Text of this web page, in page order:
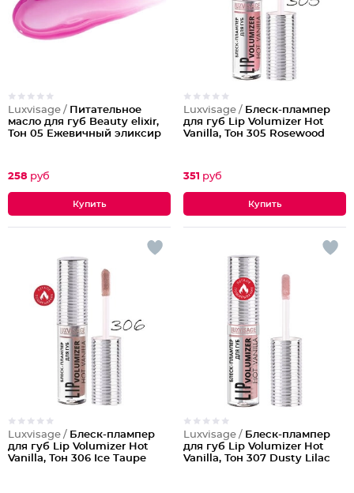
Luxvisage / Питательное
масло для губ Beauty elixir,
Тон 05 Ежевичный эликсир
258 руб
Luxvisage / Блеск-плампер
для губ Lip Volumizer Hot
Vanilla, Тон 305 Rosewood
351 руб
Luxvisage / Блеск-плампер
для губ Lip Volumizer Hot
Vanilla, Тон 306 Ice Taupe
Luxvisage / Блеск-плампер
для губ Lip Volumizer Hot
Vanilla, Тон 307 Dusty Lilac